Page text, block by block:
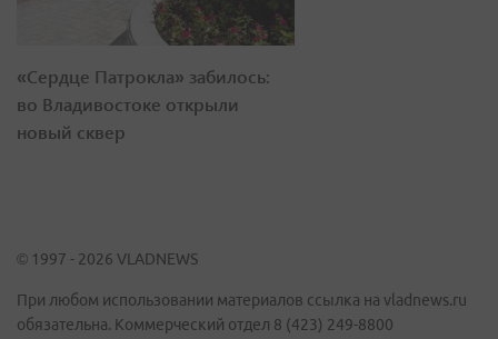
«Сердце Патрокла» забилось:
во Владивостоке открыли
новый сквер
© 1997 - 2026 VLADNEWS
При любом использовании материалов ссылка на vladnews.ru
обязательна. Коммерческий отдел 8 (423) 249-8800